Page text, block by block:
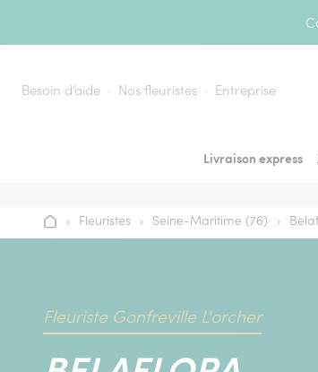
Besoin d’aide Nos fleuristes Entreprise
Livraison express
Accueil
› Fleuristes › Seine-Maritime (76) ›
Fleuriste Gonfreville L'orcher